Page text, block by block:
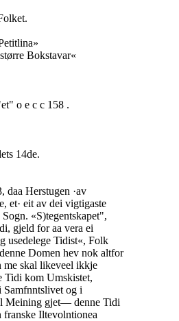
Bokstavar«
o e c c 158 .
14de.
Herstugen ·av
et· eit av dei vigtigaste
«S)tegentskapet",
gjeld for aa vera ei
usedelege Tidist«, Folk
Domen hev nok altfor
me skal likeveel ikkje
Tidi kom Umskistet,
og i
Meining gjet— denne Tidi
Iltevolntionea